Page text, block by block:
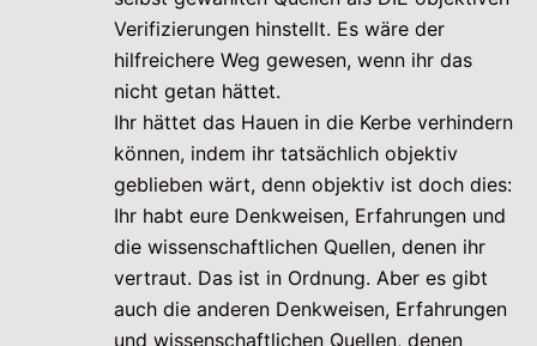
Verifizierungen hinstellt. Es wäre der
hilfreichere Weg gewesen, wenn ihr das
nicht getan hättet.
Ihr hättet das Hauen in die Kerbe verhindern
können, indem ihr tatsächlich objektiv
geblieben wärt, denn objektiv ist doch dies:
Ihr habt eure Denkweisen, Erfahrungen und
die wissenschaftlichen Quellen, denen ihr
vertraut. Das ist in Ordnung. Aber es gibt
auch die anderen Denkweisen, Erfahrungen
und wissenschaftlichen Quellen, denen